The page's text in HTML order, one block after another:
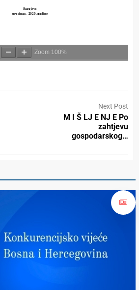
Zoom 100%
Next Post
M I Š LJ E NJ E Po
zahtjevu
gospodarskog…